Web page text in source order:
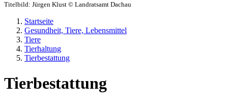
Titelbild: Jürgen Klust © Landratsamt Dachau
Startseite
Gesundheit, Tiere, Lebensmittel
Tiere
Tierhaltung
Tierbestattung
Tierbestattung